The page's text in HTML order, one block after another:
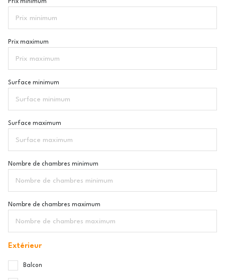
Prix minimum
Prix maximum
Surface minimum
Surface maximum
Nombre de chambres minimum
Nombre de chambres maximum
Extérieur
Balcon